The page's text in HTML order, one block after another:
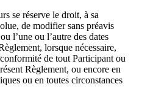
se réserve le droit, à sa
de modifier sans préavis
l’une ou l’autre des dates
lorsque nécessaire,
de tout Participant ou
Règlement, ou encore en
ou en toutes circonstances